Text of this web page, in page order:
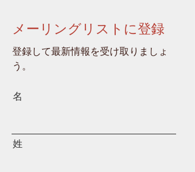
メーリングリストに登録
登録して最新情報を受け取りましょ
う。
名
姓